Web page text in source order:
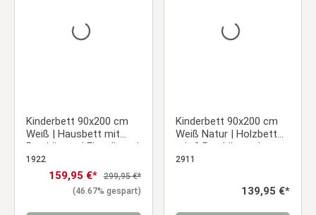
Kinderbett 90x200 cm
Weiß | Hausbett mit
Bettkästen | Einzelbett |
mit Lattenrost | Holz
1922
Verkaufspreis:
159,95 €* Regulärer Preis:
299,95 €*
(46.67% gespart)
Kinderbett 90x200 cm
Weiß Natur | Holzbett
mit 2 Bettkästen |
Einzelbett | mit
Rausfallschutz
2911
Regulärer Preis:
139,95 €*